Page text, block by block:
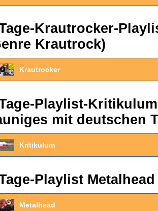
Krautrocker-
Krautrock)
Krautrocker
Playlist-
mit deutschen
Kritikulum
Playlist
Metalhead